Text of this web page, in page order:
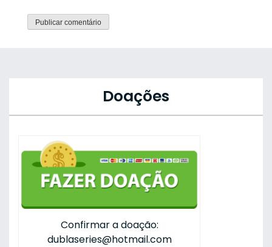
Doações
Confirmar a doação:
dublaseries@hotmail.com